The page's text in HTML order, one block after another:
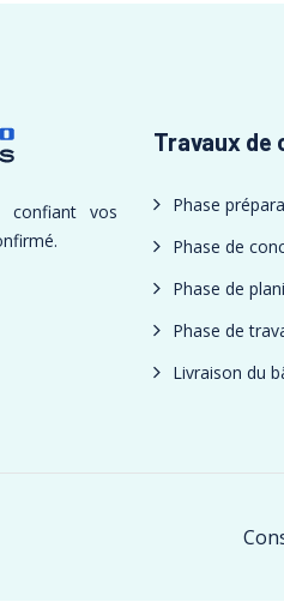
confiant vos
Travaux
Phase
Phase de
Phase de
Phase de
Livraison du